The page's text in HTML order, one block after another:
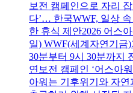
보전 캠페인으로 자리
다’… 한국WWF, 일상
한 휴식 제안2026 어스
일) WWF(세계자연기금)
30분부터 9시 30분까지
연보전 캠페인 ‘어스아
아워는 기후위기와 자